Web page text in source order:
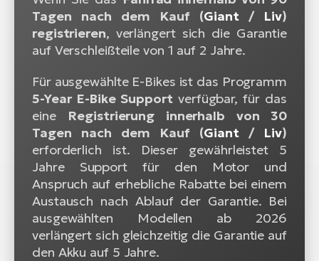
Tagen nach dem Kauf (Giant/ Liv)
registrieren, verlängert sich die Garantie
auf Verschleißteile von 1 auf 2 Jahre.
Für ausgewählte E-Bikes ist das Programm
5-Year E-Bike Supportverfügbar, für das
eine Registrierung innerhalb von 30
Tagen nach dem Kauf (Giant/ Liv)
erforderlich ist. Dieser gewährleistet 5
Jahre Support für den Motor und
Anspruch auf erhebliche Rabatte bei einem
Austausch nach Ablauf der Garantie. Bei
ausgewählten Modellen ab 2026
verlängert sich gleichzeitig die Garantie auf
den Akku auf 5 Jahre.